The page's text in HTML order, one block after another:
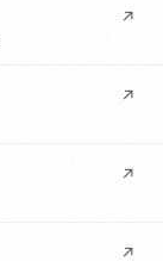
↗
↗
↗
↗